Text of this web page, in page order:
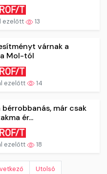
ezelőtt 13
várnak a
Mol-tól
ezelőtt 14
már csak
ér...
ezelőtt 18
Utolsó